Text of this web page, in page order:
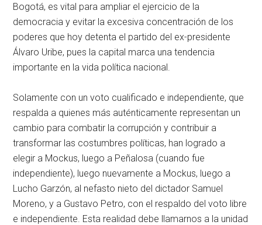
Bogotá, es vital para ampliar el ejercicio de la
democracia y evitar la excesiva concentración de los
poderes que hoy detenta el partido del ex-presidente
Álvaro Uribe, pues la capital marca una tendencia
importante en la vida política nacional.
Solamente con un voto cualificado e independiente, que
respalda a quienes más auténticamente representan un
cambio para combatir la corrupción y contribuir a
transformar las costumbres políticas, han logrado a
elegir a Mockus, luego a Peñalosa (cuando fue
independiente), luego nuevamente a Mockus, luego a
Lucho Garzón, al nefasto nieto del dictador Samuel
Moreno, y a Gustavo Petro, con el respaldo del voto libre
e independiente. Esta realidad debe llamarnos a la unidad